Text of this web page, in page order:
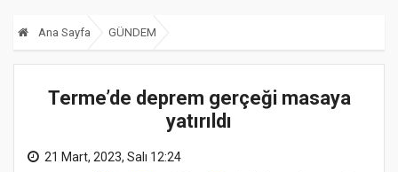
Ana Sayfa GÜNDEM
Terme’de deprem gerçeği masaya
yatırıldı
21 Mart, 2023, Salı 12:24